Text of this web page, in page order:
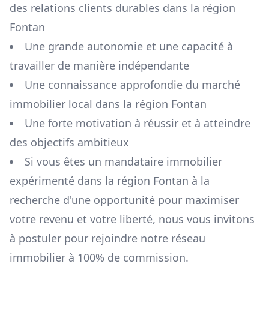
des relations clients durables dans la région
Fontan
Une grande autonomie et une capacité à
travailler de manière indépendante
Une connaissance approfondie du marché
immobilier local dans la région Fontan
Une forte motivation à réussir et à atteindre
des objectifs ambitieux
Si vous êtes un mandataire immobilier
expérimenté dans la région Fontan à la
recherche d'une opportunité pour maximiser
votre revenu et votre liberté, nous vous invitons
à postuler pour rejoindre notre réseau
immobilier à 100% de commission.